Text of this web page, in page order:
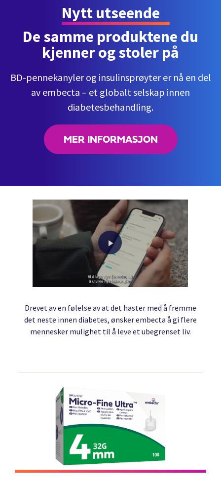
Nytt utseende
De samme produktene du
kjenner og stoler på
BD-pennekanyler og insulinsprøyter er nå en del
av embecta – et globalt selskap innen
diabetesbehandling.
MER INFORMASJON
Play
Video
Drevet av en følelse av at det haster med å fremme
det neste innen diabetes, ønsker embecta å gi flere
mennesker mulighet til å leve et ubegrenset liv.